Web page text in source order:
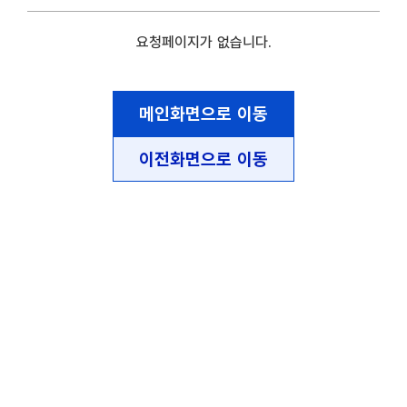
요청페이지가 없습니다.
메인화면으로 이동
이전화면으로 이동